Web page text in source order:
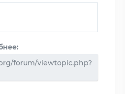
forum/viewtopic.php?